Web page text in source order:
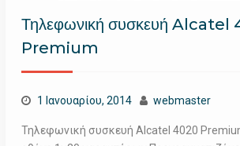
Τηλεφωνική συσκευή Alcatel
Premium
1 Ιανουαρίου, 2014 webmaster
Τηλεφωνική συσκευή Alcatel 4020